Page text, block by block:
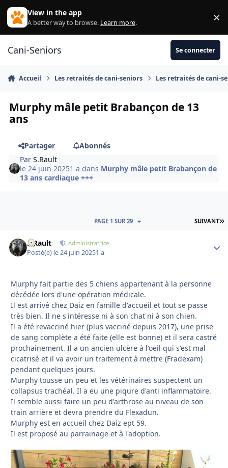
Aller au contenu
View in the app
A better way to browse. Learn more. ×
Cani-Seniors Se connecter
Accueil Les retraités de cani-seniors Les retraités de cani-
Murphy mâle petit Brabançon de 13
ans
Partager
Abonnés
ParS.Rault
le 24 juin 20251 a dans Murphy mâle petit Brabançon de
13 ans cardiaque +++
SUIVANT
PAGE 1 SUR 29
S.Rault Administratrice
Posté(e) le 24 juin 20251 a
Murphy fait partie des 5 chiens appartenant à la personne
décédée lors d'une opération médicale.
Il est arrivé chez Daiz en famille d'accueil et tout se passe
très bien. Il ne s'intéresse ni à son chat ni à son chien.
Il a été revacciné hier (plus vacciné depuis 2017), une prise
de sang complète a été faite (elle est bonne) et il sera castré
prochainement. Il a un ancien ulcère à l'oeil qui s'est mal
cicatrisé et il va avoir un traitement à mettre (Fradexam)
pendant quelques jours.
Murphy tousse un peu et les vétérinaires suspectent un
collapsus trachéal. Il a eu une piqure d'anti inflammatoire.
Il semble aussi faire un peu d'arthrose au niveau de son
train arrière et devra prendre du Flexadun.
Murphy est en accueil chez Daiz ept 59.
Il est proposé au parrainage et à l'adoption.